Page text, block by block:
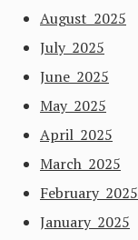
August 2025
July 2025
June 2025
May 2025
April 2025
March 2025
February 2025
January 2025